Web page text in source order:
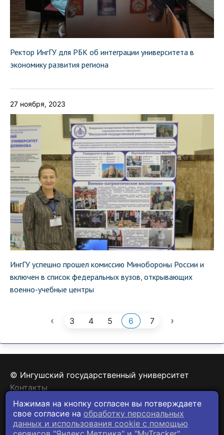
Ректор ИнгГУ для РБК об интеграции университета в
экономику развития региона
27 ноября, 2023
ИнгГУ успешно прошел комиссию Минобороны России и
включен в список федеральных вузов, открывающих
военно-учебные центры
‹ 3 4 5 6 7 ›
© Ингушский государственный университет
Контакты
Политика конфиденциальности
Нажимая на кнопку согласен вы потверждаете
свое согласие на обработку персональных
данных и использования cookie c помощью